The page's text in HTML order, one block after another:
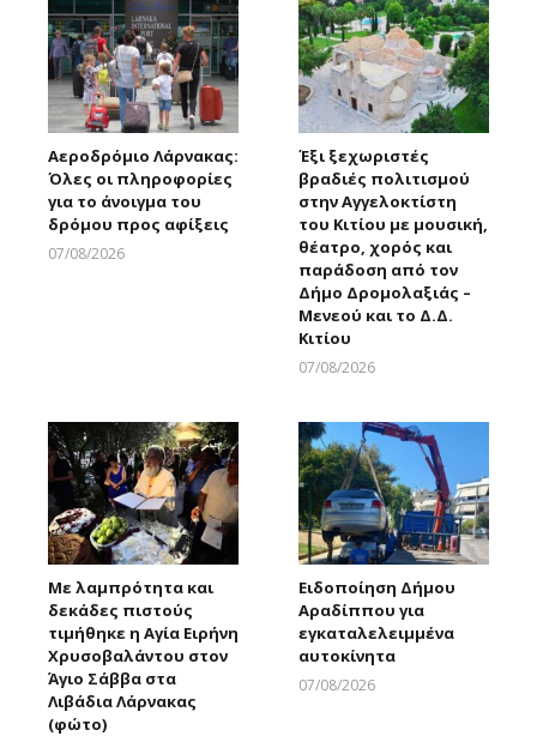
Αεροδρόμιο Λάρνακας:
Όλες οι πληροφορίες
για το άνοιγμα του
δρόμου προς αφίξεις
07/08/2026
Έξι ξεχωριστές
βραδιές πολιτισμού
στην Αγγελοκτίστη
του Κιτίου με μουσική,
θέατρο, χορός και
παράδοση από τον
Δήμο Δρομολαξιάς –
Μενεού και το Δ.Δ.
Κιτίου
07/08/2026
Με λαμπρότητα και
δεκάδες πιστούς
τιμήθηκε η Αγία Ειρήνη
Χρυσοβαλάντου στον
Άγιο Σάββα στα
Λιβάδια Λάρνακας
(φώτο)
Ειδοποίηση Δήμου
Αραδίππου για
εγκαταλελειμμένα
αυτοκίνητα
07/08/2026